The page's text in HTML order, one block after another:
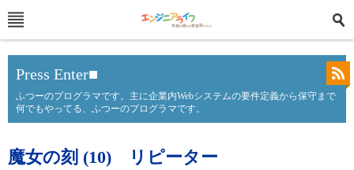
Press Enter■
ふつーのプログラマです。主に企業内Webシステムの要件定義から保守まで
何でもやってる、ふつーのプログラマです。
魔女の刻 (10) リピーター